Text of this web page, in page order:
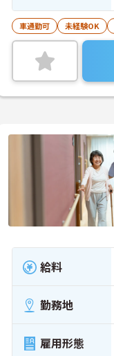
車通勤可 未経験OK
給料
勤務地
雇用形態